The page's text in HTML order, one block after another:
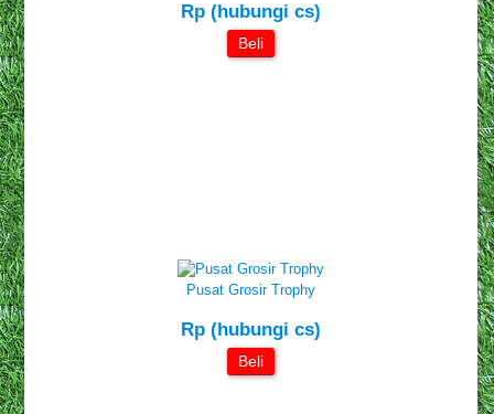
Rp (hubungi cs)
Beli
Pusat Grosir Trophy
Rp (hubungi cs)
Beli